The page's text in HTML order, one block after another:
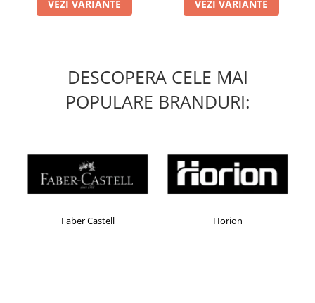
Impermeabile
Incaltaminte de lucru si protectie
Incaltaminte de oras si munte
VEZI VARIANTE VEZI VARIANTE
DESCOPERA CELE MAI
POPULARE BRANDURI:
Faber Castell Horion